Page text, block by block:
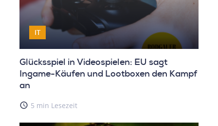
IT
Glücksspiel in Videospielen: EU sagt
Ingame-Käufen und Lootboxen den Kampf
an
access_time 5 min Lesezeit